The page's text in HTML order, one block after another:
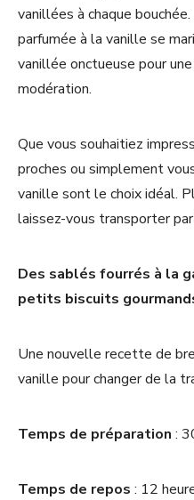
vanillées à chaque
parfumée à la vanille se
vanillée onctueuse pour
modération.
Que vous souhaitiez
proches ou simplement
vanille sont le choix idéal.
laissez-vous transporter
Des sablés fourrés à la
petits biscuits
Une nouvelle recette de
vanille pour changer de la
Temps de préparation :
Temps de repos : 12